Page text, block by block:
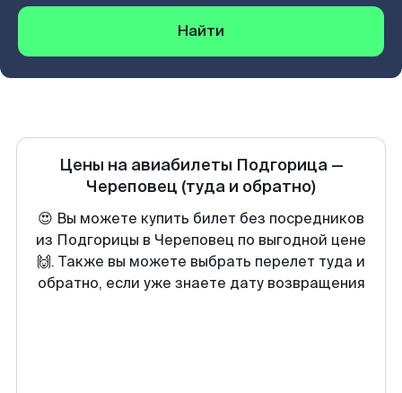
Найти
Цены на авиабилеты Подгорица—
Череповец (туда и обратно)
😍 Вы можете купить билет без посредников
из Подгорицы в Череповец по выгодной цене
🙌. Также вы можете выбрать перелет туда и
обратно, если уже знаете дату возвращения